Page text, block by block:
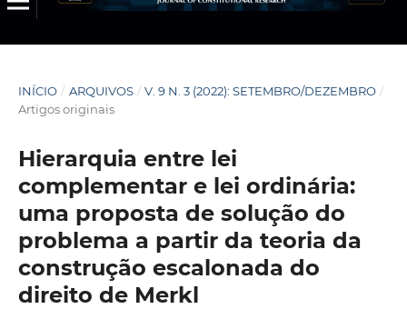
INÍCIO / ARQUIVOS / V. 9 N. 3 (2022): SETEMBRO/DEZEMBRO /
Artigos originais
Hierarquia entre lei
complementar e lei ordinária:
uma proposta de solução do
problema a partir da teoria da
construção escalonada do
direito de Merkl